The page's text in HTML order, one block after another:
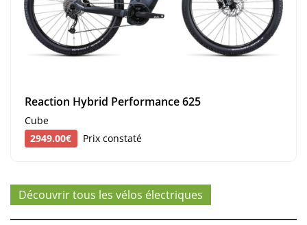
Reaction Hybrid Performance 625
Cube
2949.00€
Prix constaté
Découvrir tous les vélos électriques